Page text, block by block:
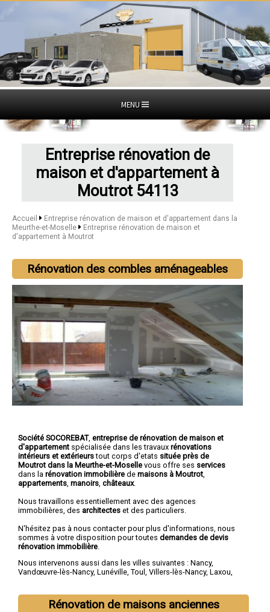
MENU
Entreprise rénovation de
maison et d'appartement à
Moutrot 54113
Accueil
Entreprise rénovation de maison et d'appartement dans la
Meurthe-et-Moselle
Entreprise rénovation de maison et
d'appartement à Moutrot
Rénovation des combles aménageables
Société SOCOREBAT, entreprise de rénovation de maison et
d'appartement spécialisée dans les travaux rénovations
intérieurs et extérieurstout corps d'etats située près de
Moutrot dans la Meurthe-et-Moselle vous offre ses services
dans la rénovation immobilière de maisons à Moutrot
appartements manoirs châteaux.
Nous travaillons essentiellement avec des agences
immobilières, des architectes et des particuliers.
N'hésitez pas à nous contacter pour plus d'informations, nous
sommes à votre disposition pour toutes demandes de devis
rénovation immobilière
Nous intervenons aussi dans les villes suivantes : Nancy,
Vandœuvre-lès-Nancy, Lunéville, Toul , Villers-lès-Nancy, Laxou,
Rénovation de maisons anciennes